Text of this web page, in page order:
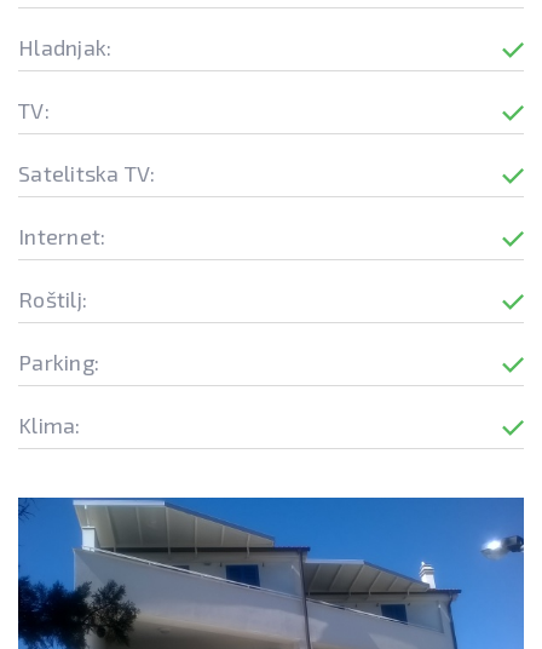
Hladnjak:
TV:
Satelitska TV:
Internet:
Roštilj:
Parking:
Klima: